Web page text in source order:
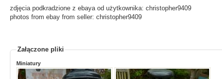
zdjęcia podkradzione z ebaya od użytkownika: christopher9409
photos from ebay from seller: christopher9409
Załączone pliki
Miniatury